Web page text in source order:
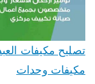
مكيفات وحدات